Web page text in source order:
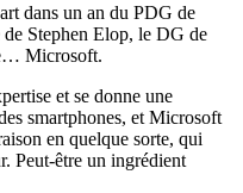
dans un an du PDG de
Stephen Elop, le DG de
Microsoft.
et se donne une
smartphones, et Microsoft
en quelque sorte, qui
Peut-être un ingrédient